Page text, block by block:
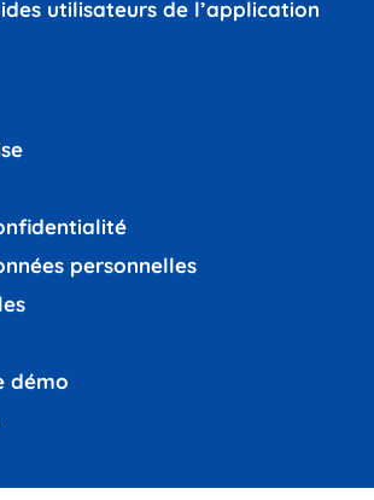
utilisateurs de l’application
personnelles
démo